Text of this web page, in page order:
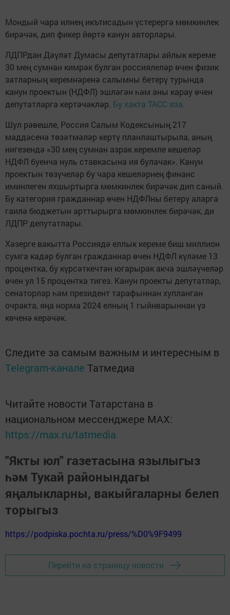
Мондый чара илнең икътисадын үстерергә мөмкинлек
бирәчәк, дип фикер йөртә канун авторлары.
ЛДПРдан Дәүләт Думасы депутатлары айлык кереме
30 мең сумнан кимрәк булган россиялеләр өчен физик
затларның керемнәренә салымны бетерү турында
канун проектын (НДФЛ) эшләгән һәм аны карау өчен
депутатларга кертәчәкләр. Бу хакта ТАСС яза.
Шул рәвешле, Россия Салым Кодексының 217
маддәсенә төзәтмәләр кертү планлаштырыла, аның
нигезендә «30 мең сумнан азрак керемле кешеләр
НДФЛ буенча нуль ставкасына ия булачак». Канун
проектын төзүчеләр бу чара кешеләрнең финанс
иминлеген яхшыртырга мөмкинлек бирәчәк дип саный.
Бу категория гражданнар өчен НДФЛны бетерү аларга
гаилә бюджетын арттырырга мөмкинлек бирәчәк, ди
ЛДПР депутатлары.
Хәзерге вакытта Россиядә еллык кереме биш миллион
сумга кадәр булган гражданнар өчен НДФЛ күләме 13
процентка, бу күрсәткечтән югарырак акча эшләүчеләр
өчен ул 15 процентка тигез. Канун проекты депутатлар,
сенаторлар һәм президент тарафыннан хупланган
очракта, яңа норма 2024 елның 1 гыйнварыннан үз
көченә керәчәк.
Следите за самым важным и интересным в
Telegram-канале Татмедиа
Читайте новости Татарстана в
национальном мессенджере MАХ:
https://max.ru/tatmedia
"Якты юл" газетасына язылыгыз
һәм Тукай районындагы
яңалыкларны, вакыйгаларны белеп
торыгыз
https://podpiska.pochta.ru/press/%D0%9F9499
Перейти на страницу новости